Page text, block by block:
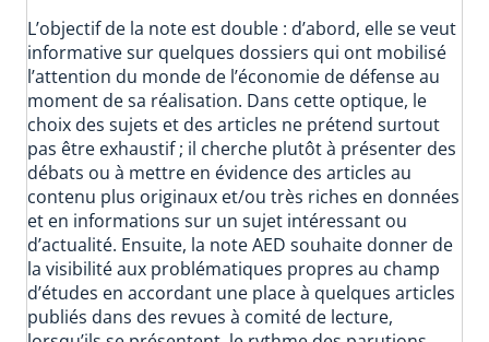
L’objectif de la note est double : d’abord, elle se veut
informative sur quelques dossiers qui ont mobilisé
l’attention du monde de l’économie de défense au
moment de sa réalisation. Dans cette optique, le
choix des sujets et des articles ne prétend surtout
pas être exhaustif ; il cherche plutôt à présenter des
débats ou à mettre en évidence des articles au
contenu plus originaux et/ou très riches en données
et en informations sur un sujet intéressant ou
d’actualité. Ensuite, la note AED souhaite donner de
la visibilité aux problématiques propres au champ
d’études en accordant une place à quelques articles
publiés dans des revues à comité de lecture,